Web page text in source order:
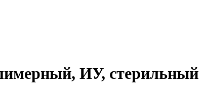
ИУ, стерильный